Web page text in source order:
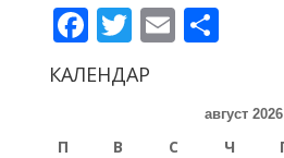
Facebook
Twitter
Email
КАЛЕНДАР
август 2026
П В С Ч